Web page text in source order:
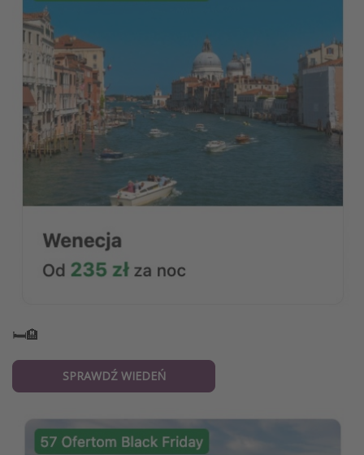
🛏️🏨
SPRAWDŹ WIEDEŃ